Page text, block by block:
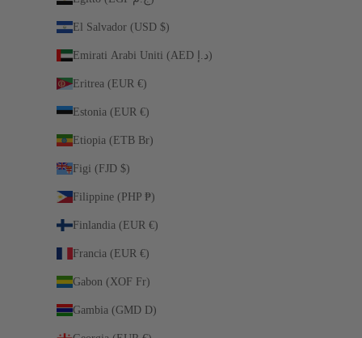
El Salvador (USD $)
Emirati Arabi Uniti (AED د.إ)
Eritrea (EUR €)
Estonia (EUR €)
Etiopia (ETB Br)
Figi (FJD $)
Filippine (PHP ₱)
Finlandia (EUR €)
Francia (EUR €)
Gabon (XOF Fr)
Gambia (GMD D)